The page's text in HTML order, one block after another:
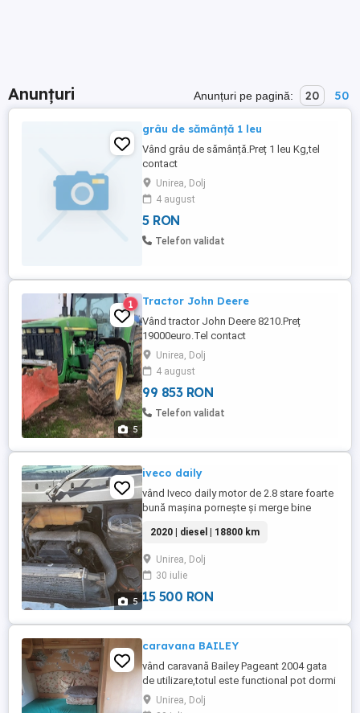
Anunțuri Anunțuri pe pagină: 20 50
grâu de sămânță 1 leu
Vând grâu de sămânță.Preț 1 leu Kg,tel
contact
Unirea, Dolj
4 august
5 RON
Telefon validat
5
1 Tractor John Deere
Vând tractor John Deere 8210.Preț
19000euro.Tel contact
Unirea, Dolj
4 august
99 853 RON
Telefon validat
5
iveco daily
vând Iveco daily motor de 2.8 stare foarte
bună mașina pornește și merge bine
telefon
2020 | diesel | 18800 km
Unirea, Dolj
30 iulie
15 500 RON
caravana BAILEY
vând caravană Bailey Pageant 2004 gata
de utilizare,totul este functional pot dormi
4 persoane are un pat dublu și canapeaua
din fata se face tot pat dublu. Pentru mai
Unirea, Dolj